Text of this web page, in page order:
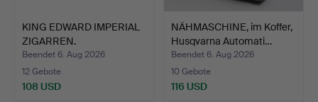
KING EDWARD IMPERIAL
ZIGARREN.
Beendet 6. Aug 2026
12 Gebote
108 USD
NÄHMASCHINE, im Koffer,
Husqvarna Automati…
Beendet 6. Aug 2026
10 Gebote
116 USD